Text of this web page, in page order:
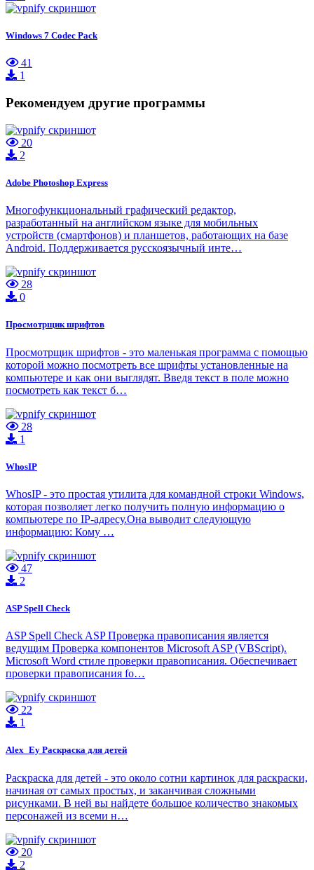
Windows 7 Codec Pack
41
1
Рекомендуем другие программы
20
2
Adobe Photoshop Express
Многофункциональный графический редактор,
разработанный на английском языке для мобильных
устройств (смартфонов) и планшетов, работающих на базе
Android. Поддерживается русскоязычный инте…
28
0
Просмотрщик шрифтов
Просмотрщик шрифтов - это маленькая программа с помощью
которой можно посмотреть все шрифты установленные на
компьютере и как они выглядят. Введя текст в поле можно
посмотреть как текст б…
28
1
WhosIP
WhosIP - это простая утилита для командной строки Windows,
которая позволяет легко получить полную информацию о
компьютере по IP-адресу.Она выводит следующую
информацию: Кому …
47
2
ASP Spell Check
ASP Spell Check ASP Проверка правописания является
ведущим Проверка компонентов Microsoft ASP (VBScript).
Microsoft Word стиле проверки правописания. Обеспечивает
проверки правописания fo…
22
1
Alex_Ey Раскраска для детей
Раскраска для детей - это около сотни картинок для раскраски,
начиная от самых простых, и заканчивая сложными
рисунками. В ней вы найдете большое количество знакомых
персонажей из всеми н…
20
2